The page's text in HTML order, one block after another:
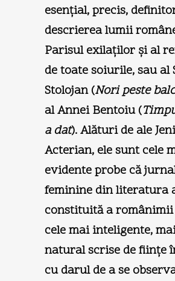
esenţial, precis,
descrierea lumii
Parisul exilaţilor şi al
de toate soiurile, sau al
Stolojan (Nori peste
al Annei Bentoiu (
a dat). Alături de ale
Acterian, ele sunt cele
evidente probe că
feminine din literatura
constituită a
cele mai inteligente,
natural scrise de fiinţe
cu darul de a se